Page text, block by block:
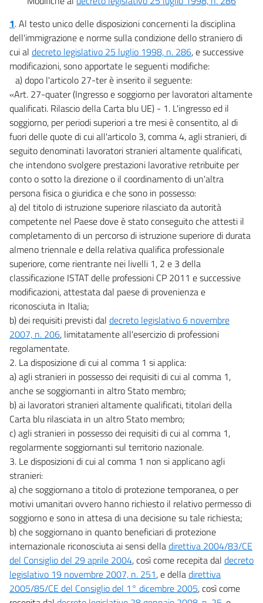
1. Al testo unico delle disposizioni concernenti la disciplina
dell'immigrazione e norme sulla condizione dello straniero di
cui al decreto legislativo 25 luglio 1998, n. 286, e successive
modificazioni, sono apportate le seguenti modifiche:
a) dopo l'articolo 27-ter è inserito il seguente:
«Art. 27-quater (Ingresso e soggiorno per lavoratori altamente
qualificati. Rilascio della Carta blu UE) - 1. L'ingresso ed il
soggiorno, per periodi superiori a tre mesi è consentito, al di
fuori delle quote di cui all'articolo 3, comma 4, agli stranieri, di
seguito denominati lavoratori stranieri altamente qualificati,
che intendono svolgere prestazioni lavorative retribuite per
conto o sotto la direzione o il coordinamento di un'altra
persona fisica o giuridica e che sono in possesso:
a) del titolo di istruzione superiore rilasciato da autorità
competente nel Paese dove è stato conseguito che attesti il
completamento di un percorso di istruzione superiore di durata
almeno triennale e della relativa qualifica professionale
superiore, come rientrante nei livelli 1, 2 e 3 della
classificazione ISTAT delle professioni CP 2011 e successive
modificazioni, attestata dal paese di provenienza e
riconosciuta in Italia;
b) dei requisiti previsti dal decreto legislativo 6 novembre
2007, n. 206, limitatamente all'esercizio di professioni
regolamentate.
2. La disposizione di cui al comma 1 si applica:
a) agli stranieri in possesso dei requisiti di cui al comma 1,
anche se soggiornanti in altro Stato membro;
b) ai lavoratori stranieri altamente qualificati, titolari della
Carta blu rilasciata in un altro Stato membro;
c) agli stranieri in possesso dei requisiti di cui al comma 1,
regolarmente soggiornanti sul territorio nazionale.
3. Le disposizioni di cui al comma 1 non si applicano agli
stranieri:
a) che soggiornano a titolo di protezione temporanea, o per
motivi umanitari ovvero hanno richiesto il relativo permesso di
soggiorno e sono in attesa di una decisione su tale richiesta;
b) che soggiornano in quanto beneficiari di protezione
internazionale riconosciuta ai sensi delladirettiva 2004/83/CE
del Consiglio del 29 aprile 2004, così come recepita dal decreto
legislativo 19 novembre 2007, n. 251, e delladirettiva
2005/85/CE del Consiglio del 1° dicembre 2005, così come